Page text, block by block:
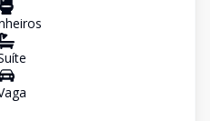
s